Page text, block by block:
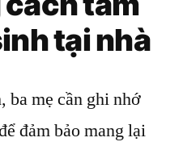
tại nhà
ba mẹ cần ghi nhớ
đảm bảo mang lại